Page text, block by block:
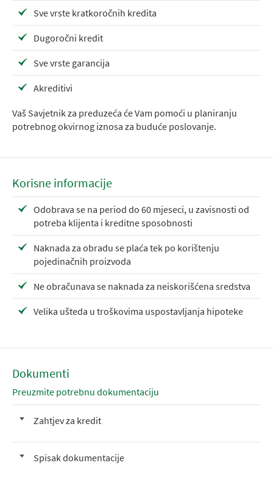
Sve vrste kratkoročnih kredita
Dugoročni kredit
Sve vrste garancija
Akreditivi
Vaš Savjetnik za preduzeća će Vam pomoći u planiranju
potrebnog okvirnog iznosa za buduće poslovanje.
Korisne informacije
Odobrava se na period do 60 mjeseci, u zavisnosti od
potreba klijenta i kreditne sposobnosti
Naknada za obradu se plaća tek po korištenju
pojedinačnih proizvoda
Ne obračunava se naknada za neiskorišćena sredstva
Velika ušteda u troškovima uspostavljanja hipoteke
Dokumenti
Preuzmite potrebnu dokumentaciju
Zahtjev za kredit
Spisak dokumentacije